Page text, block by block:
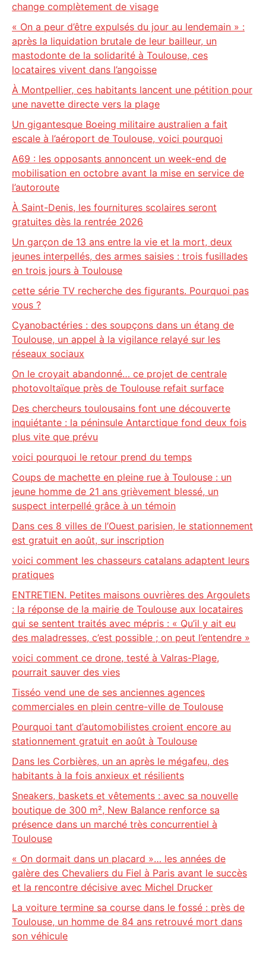
change complètement de visage
« On a peur d’être expulsés du jour au lendemain » :
après la liquidation brutale de leur bailleur, un
mastodonte de la solidarité à Toulouse, ces
locataires vivent dans l’angoisse
À Montpellier, ces habitants lancent une pétition pour
une navette directe vers la plage
Un gigantesque Boeing militaire australien a fait
escale à l’aéroport de Toulouse, voici pourquoi
A69 : les opposants annoncent un week-end de
mobilisation en octobre avant la mise en service de
l’autoroute
À Saint-Denis, les fournitures scolaires seront
gratuites dès la rentrée 2026
Un garçon de 13 ans entre la vie et la mort, deux
jeunes interpellés, des armes saisies : trois fusillades
en trois jours à Toulouse
cette série TV recherche des figurants. Pourquoi pas
vous ?
Cyanobactéries : des soupçons dans un étang de
Toulouse, un appel à la vigilance relayé sur les
réseaux sociaux
On le croyait abandonné… ce projet de centrale
photovoltaïque près de Toulouse refait surface
Des chercheurs toulousains font une découverte
inquiétante : la péninsule Antarctique fond deux fois
plus vite que prévu
voici pourquoi le retour prend du temps
Coups de machette en pleine rue à Toulouse : un
jeune homme de 21 ans grièvement blessé, un
suspect interpellé grâce à un témoin
Dans ces 8 villes de l’Ouest parisien, le stationnement
est gratuit en août, sur inscription
voici comment les chasseurs catalans adaptent leurs
pratiques
ENTRETIEN. Petites maisons ouvrières des Argoulets
: la réponse de la mairie de Toulouse aux locataires
qui se sentent traités avec mépris : « Qu’il y ait eu
des maladresses, c’est possible ; on peut l’entendre »
voici comment ce drone, testé à Valras-Plage,
pourrait sauver des vies
Tisséo vend une de ses anciennes agences
commerciales en plein centre-ville de Toulouse
Pourquoi tant d’automobilistes croient encore au
stationnement gratuit en août à Toulouse
Dans les Corbières, un an après le mégafeu, des
habitants à la fois anxieux et résilients
Sneakers, baskets et vêtements : avec sa nouvelle
boutique de 300 m², New Balance renforce sa
présence dans un marché très concurrentiel à
Toulouse
« On dormait dans un placard »… les années de
galère des Chevaliers du Fiel à Paris avant le succès
et la rencontre décisive avec Michel Drucker
La voiture termine sa course dans le fossé : près de
Toulouse, un homme de 84 ans retrouvé mort dans
son véhicule